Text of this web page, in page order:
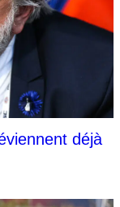
déjà